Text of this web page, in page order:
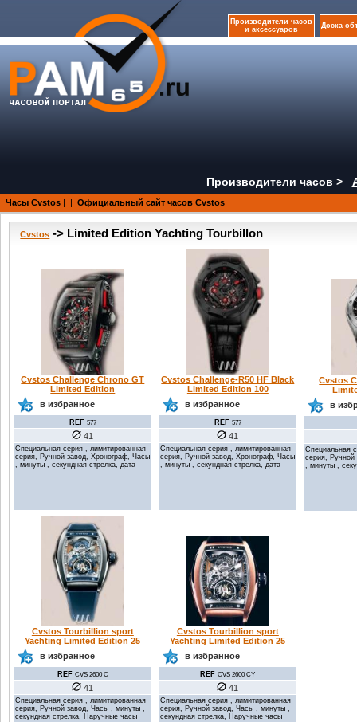
Производители часов
и аксессуаров
Доска
Производители часов >
Часы Cvstos | | Официальный сайт часов Cvstos
Cvstos -> Limited Edition Yachting Tourbillon
Cvstos Challenge Chrono GT
Limited Edition
в избранное
REF 577
41
Специальная серия , лимитированная
серия, Ручной завод, Хронограф, Часы
, минуты , секундная стрелка, дата
Cvstos Challenge-R50 HF Black
Limited Edition 100
в избранное
REF 577
41
Специальная серия , лимитированная
серия, Ручной завод, Хронограф, Часы
, минуты , секундная стрелка, дата
Cvstos
в
Специальная
серия,
, минуты ,
Cvstos Tourbillion sport
Yachting Limited Edition 25
в избранное
REF CVS 2600 C
41
Специальная серия , лимитированная
серия, Ручной завод, Часы , минуты ,
секундная стрелка, Наручные часы
Cvstos Tourbillion sport
Yachting Limited Edition 25
в избранное
REF CVS 2600 CY
41
Специальная серия , лимитированная
серия, Ручной завод, Часы , минуты ,
секундная стрелка, Наручные часы